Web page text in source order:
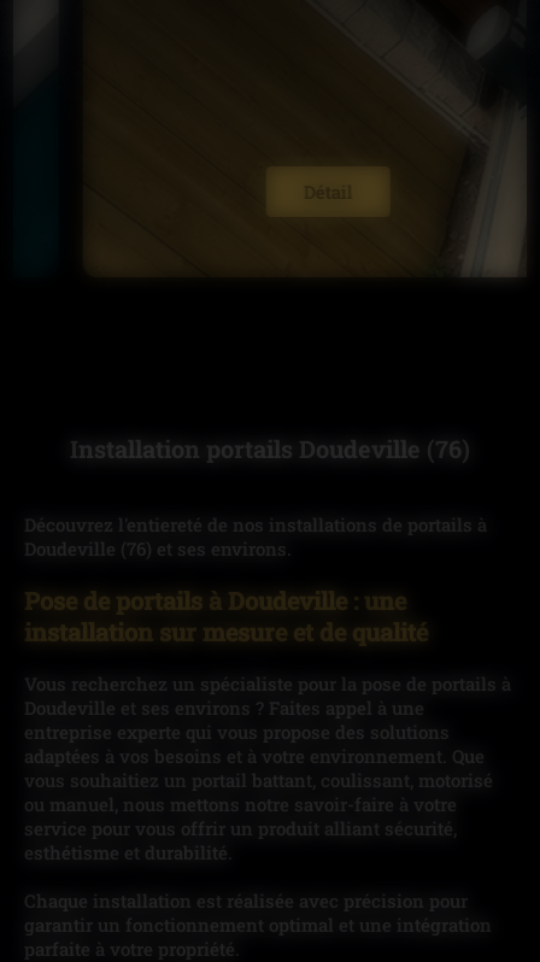
Installation portails Doudeville (76)
Découvrez l'entiereté de nos installations de portails à
Doudeville (76) et ses environs.
Pose de portails à Doudeville : une
installation sur mesure et de qualité
Vous recherchez un spécialiste pour la pose de portails à
Doudeville et ses environs ? Faites appel à une
entreprise experte qui vous propose des solutions
adaptées à vos besoins et à votre environnement. Que
vous souhaitiez un portail battant, coulissant, motorisé
ou manuel, nous mettons notre savoir-faire à votre
service pour vous offrir un produit alliant sécurité,
esthétisme et durabilité.
Chaque installation est réalisée avec précision pour
garantir un fonctionnement optimal et une intégration
parfaite à votre propriété.